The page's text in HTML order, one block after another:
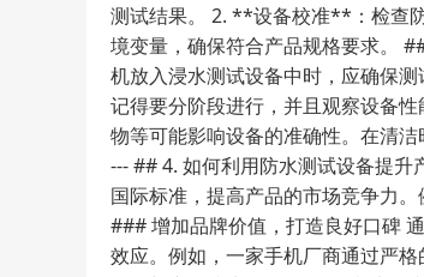
测试结果。 2. **设备校准**：检查
境变量，确保符合产品规格要求。
机放入浸水测试设备中时，应确保
记得要分阶段进行，并且观察设备
物等可能影响设备的准确性。在清
--- ## 4. 如何利用防水测试设备提
国际标准，提高产品的市场竞争力
### 增加品牌价值，打造良好口碑
效应。例如，一家手机厂商通过严